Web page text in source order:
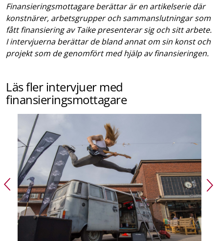
Finansieringsmottagare berättar är en artikelserie där
konstnärer, arbetsgrupper och sammanslutningar som
fått finansiering av Taike presenterar sig och sitt arbete.
I intervjuerna berättar de bland annat om sin konst och
projekt som de genomfört med hjälp av finansieringen.
Läs fler intervjuer med
finansieringsmottagare